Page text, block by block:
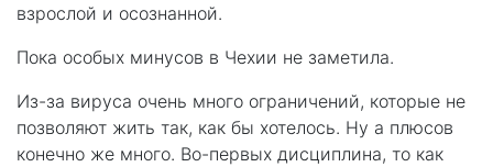
взрослой и осознанной.
Пока особых минусов в Чехии не заметила.
Из-за вируса очень много ограничений, которые не
позволяют жить так, как бы хотелось. Ну а плюсов
конечно же много. Во-первых дисциплина, то как